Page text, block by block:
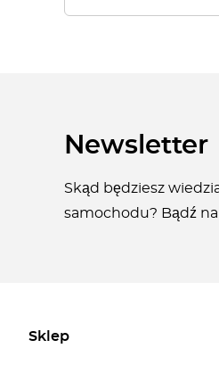
Newsletter
Skąd będziesz
samochodu? Bądź na
Sklep